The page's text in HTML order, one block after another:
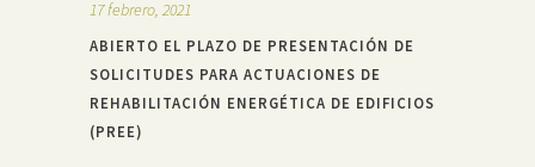
17 febrero, 2021
ABIERTO EL PLAZO DE PRESENTACIÓN DE
SOLICITUDES PARA ACTUACIONES DE
REHABILITACIÓN ENERGÉTICA DE EDIFICIOS
(PREE)